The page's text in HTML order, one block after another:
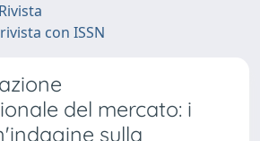
con ISSN
del mercato: i
sulla